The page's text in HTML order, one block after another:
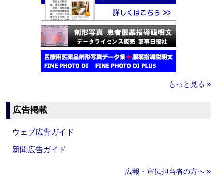
もっと見る »
広告掲載
ウェブ広告ガイド
新聞広告ガイド
広報・宣伝担当者の方へ »